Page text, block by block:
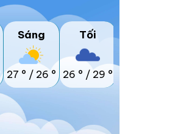
Sáng
27 ° / 26 °
Tối
26 ° / 29 °